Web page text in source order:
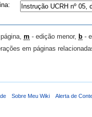
m - edição menor, b -
em páginas
Sobre Meu Wiki Alerta de